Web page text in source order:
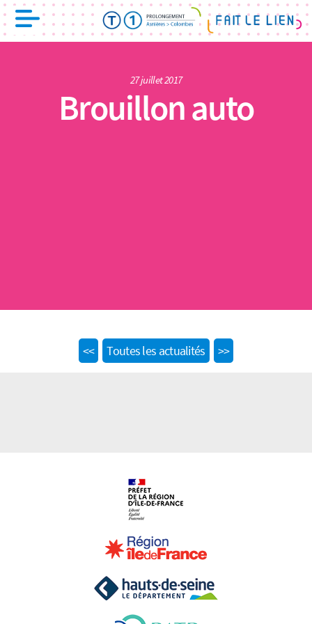
27 juillet 2017
Brouillon auto
<<Previous
Toutes les actualités >>Next